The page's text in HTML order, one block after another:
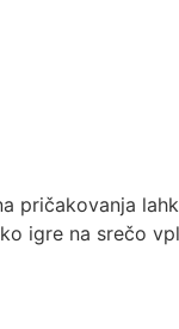
pričakovanja
igre na srečo